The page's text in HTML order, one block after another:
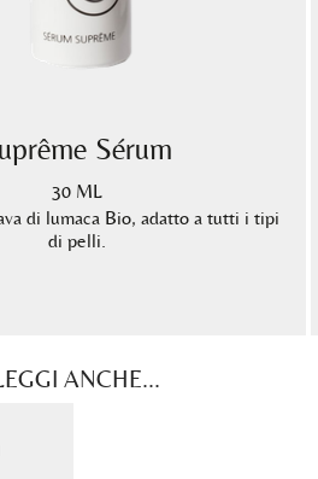
Sérum
30 ML
di lumaca Bio, adatto a tutti i tipi
di pelli.
ANCHE...